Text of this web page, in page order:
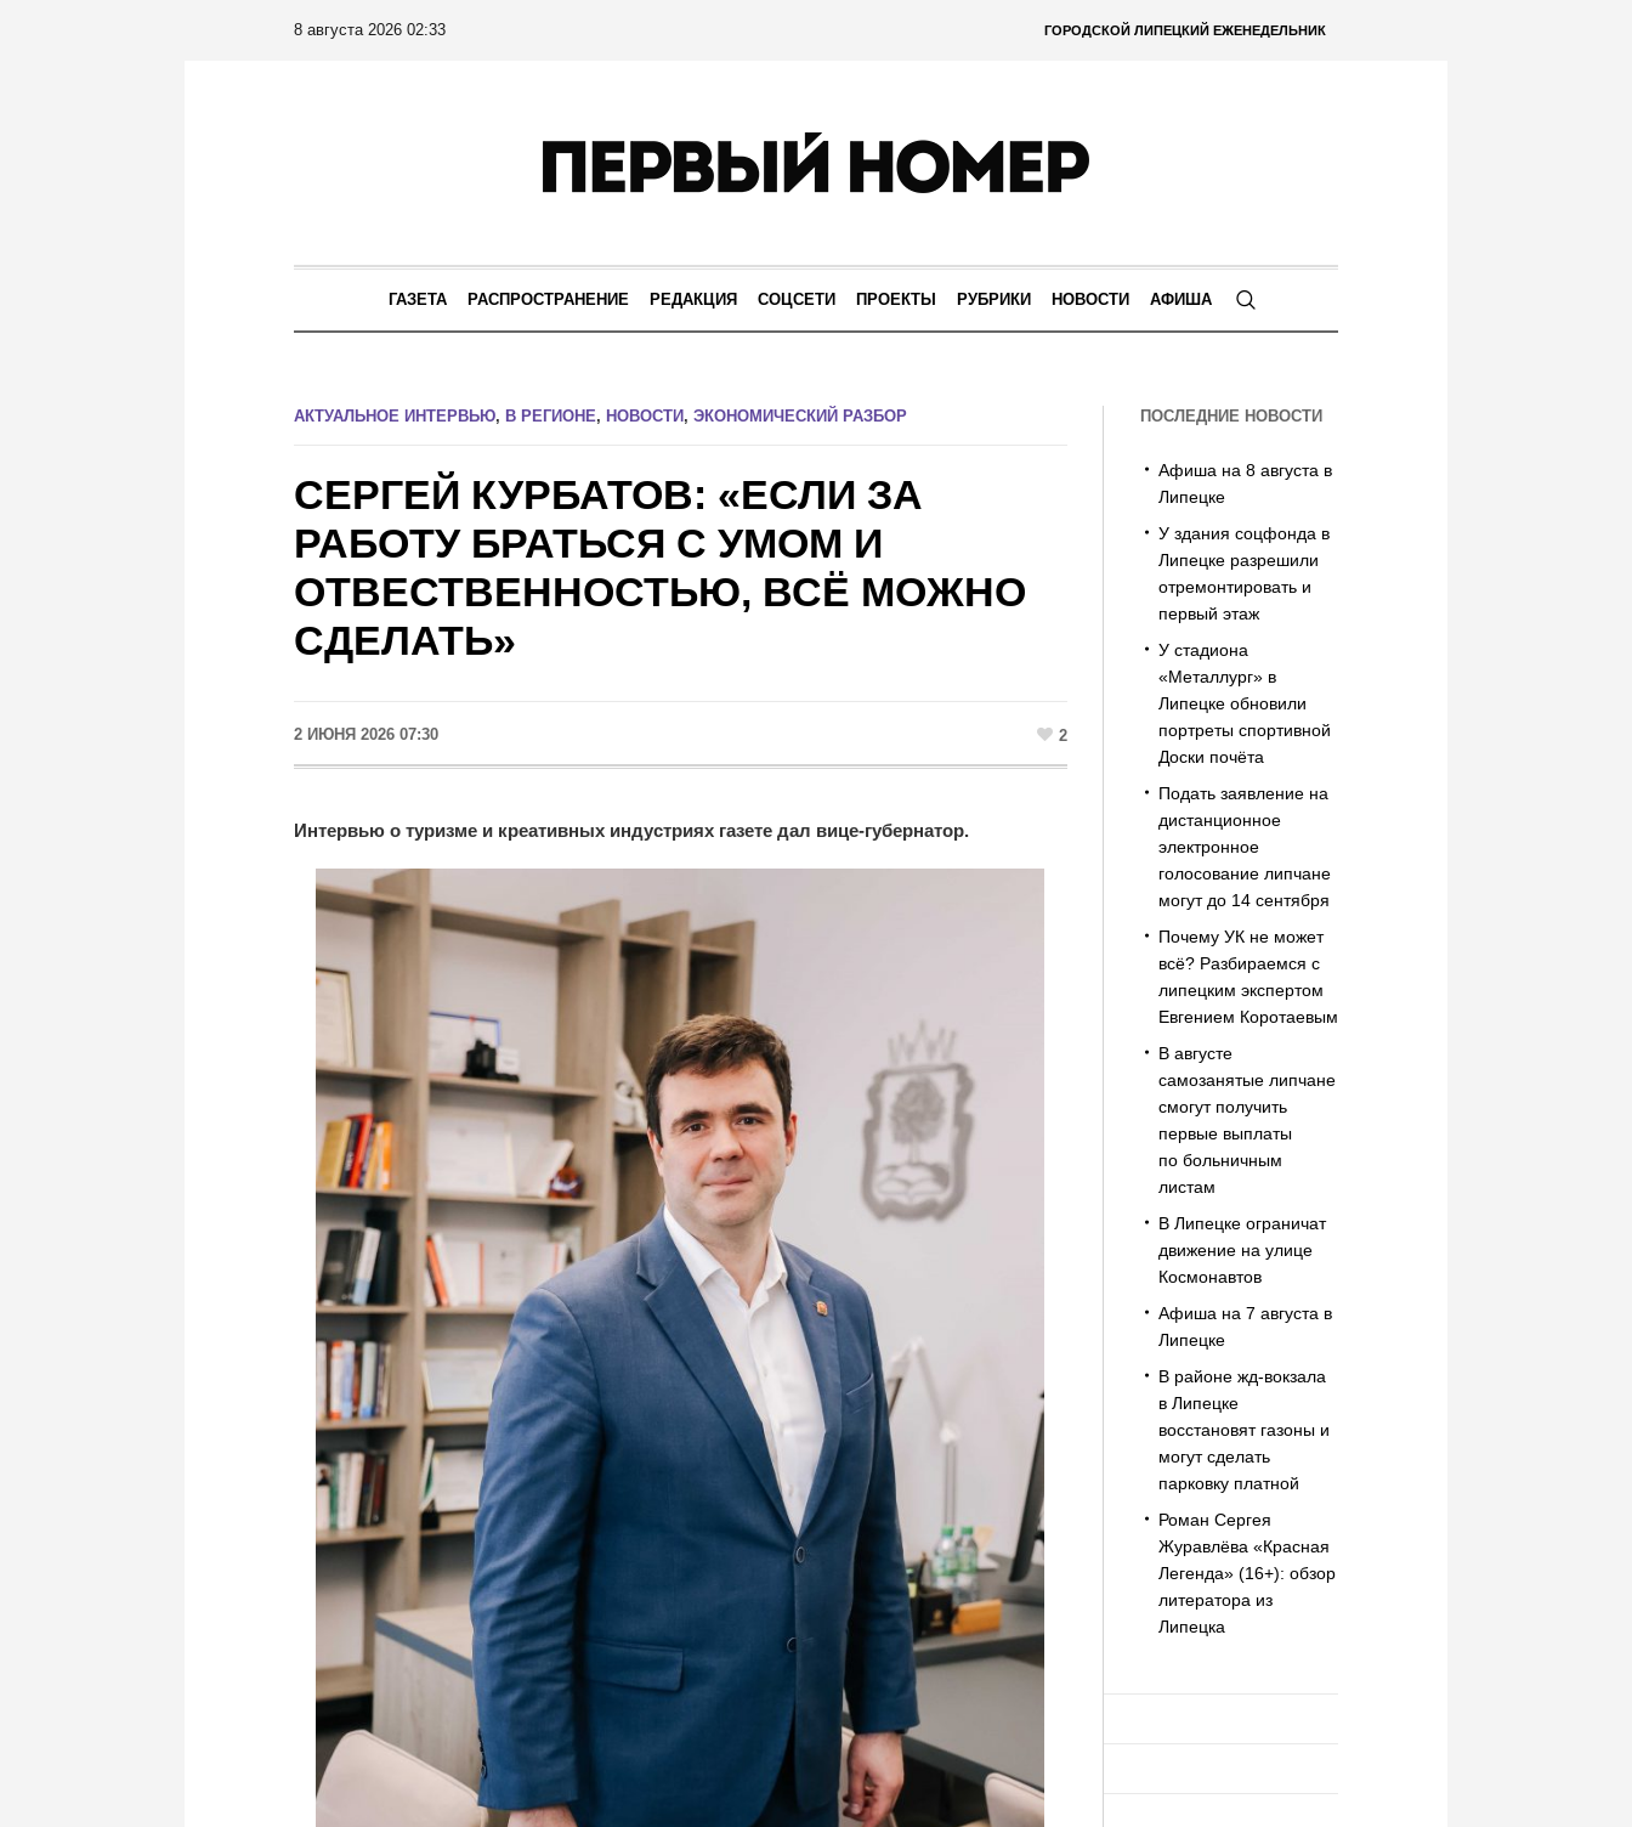
ГОРОДСКОЙ ЛИПЕЦКИЙ ЕЖЕНЕДЕЛЬНИК
8 августа 2026 02:33
ГАЗЕТА РАСПРОСТРАНЕНИЕ РЕДАКЦИЯ СОЦСЕТИ ПРОЕКТЫ РУБРИКИ НОВОСТИ АФИША
АКТУАЛЬНОЕ ИНТЕРВЬЮ, В РЕГИОНЕ, НОВОСТИ , ЭКОНОМИЧЕСКИЙ РАЗБОР
СЕРГЕЙ КУРБАТОВ: «ЕСЛИ ЗА
РАБОТУ БРАТЬСЯ С УМОМ И
ОТВЕСТВЕННОСТЬЮ, ВСЁ МОЖНО
СДЕЛАТЬ»
2 ИЮНЯ 2026 07:30 2
Интервью о туризме и креативных индустриях газете дал вице-губернатор.
ПОСЛЕДНИЕ НОВОСТИ
Афиша на 8 августа в
Липецке
У здания соцфонда в
Липецке разрешили
отремонтировать и
первый этаж
У стадиона
«Металлург» в
Липецке обновили
портреты спортивной
Доски почёта
Подать заявление на
дистанционное
электронное
голосование липчане
могут до 14 сентября
Почему УК не может
всё? Разбираемся с
липецким экспертом
Евгением Коротаевым
В августе
самозанятые липчане
смогут получить
первые выплаты
по больничным
листам
В Липецке ограничат
движение на улице
Космонавтов
Афиша на 7 августа в
Липецке
В районе жд-вокзала
в Липецке
восстановят газоны и
могут сделать
парковку платной
Роман Сергея
Журавлёва «Красная
Легенда» (16+): обзор
литератора из
Липецка